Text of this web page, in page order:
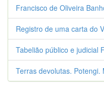
Francisco de Oliveira
Registro de uma carta do
Tabelião público e judicial
Terras devolutas. Potengi.